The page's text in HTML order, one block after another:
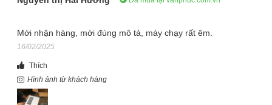
Mới nhận hàng, mới đúng mô tả, máy chạy rất êm.
16/02/2025
Thích
Hình ảnh từ khách hàng